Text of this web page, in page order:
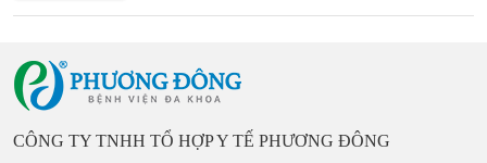
CÔNG TY TNHH TỔ HỢP Y TẾ PHƯƠNG ĐÔNG